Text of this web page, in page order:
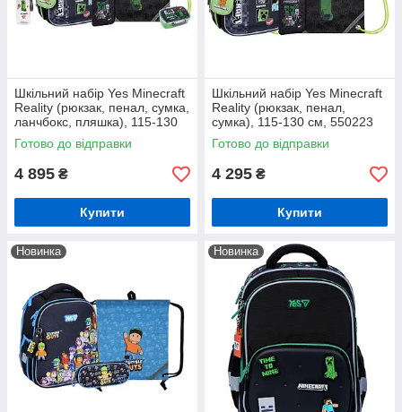
Шкільний набір Yes Minecraft
Reality (рюкзак, пенал, сумка,
ланчбокс, пляшка), 115-130
см, 550223 (5)
Готово до відправки
4 895 ₴
Купити
Шкільний набір Yes Minecraft
Reality (рюкзак, пенал,
сумка), 115-130 см, 550223
(3)
Готово до відправки
4 295 ₴
Купити
Новинка Новинка